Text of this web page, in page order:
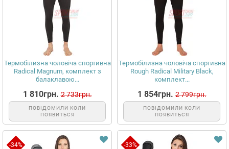
Термобілизна чоловіча спортивна
Radical Magnum, комплект з
балаклавою...
1 810грн. 2 733грн.
ПОВІДОМИЛИ КОЛИ
ПОЯВИТЬСЯ
Термобілизна чоловіча спортивна
Rough Radical Military Black,
комплект...
1 854грн. 2 799грн.
ПОВІДОМИЛИ КОЛИ
ПОЯВИТЬСЯ
-34% -33%